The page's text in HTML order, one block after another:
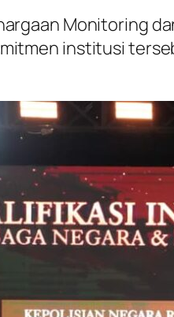
Monitoring
institusi